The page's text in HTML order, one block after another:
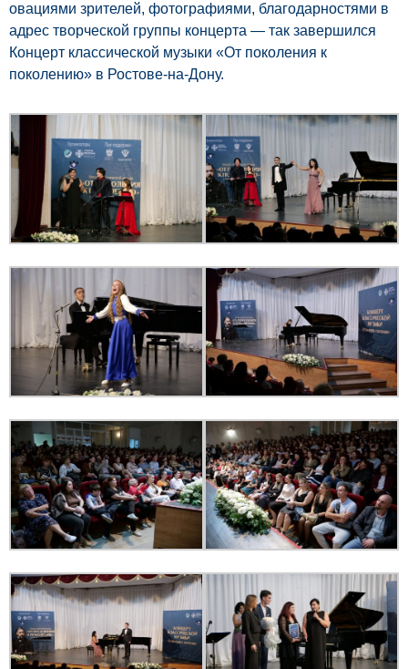
овациями зрителей, фотографиями, благодарностями в
адрес творческой группы концерта — так завершился
Концерт классической музыки «От поколения к
поколению» в Ростове-на-Дону.